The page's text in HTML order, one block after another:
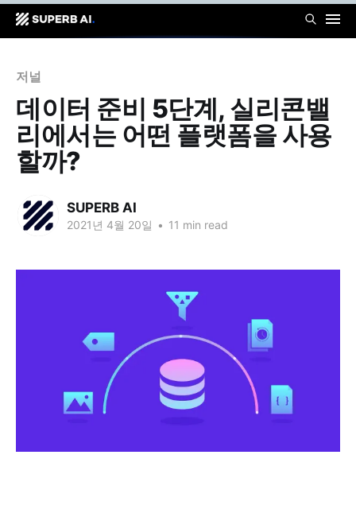
저널
데이터 준비 5단계, 실리콘밸
리에서는 어떤 플랫폼을 사용
할까?
SUPERB AI
2021년 4월 20일 • 11 min read